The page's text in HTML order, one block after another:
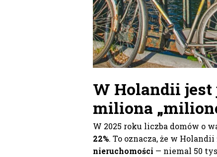
W Holandii
miliona
W 2025 roku liczba domów o
22%. To oznacza, że w Holandii
nieruchomości — niemal 50